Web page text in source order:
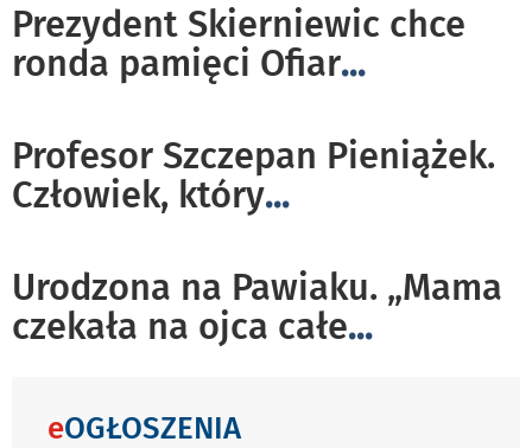
Prezydent Skierniewic chce
ronda pamięci Ofiar...
Profesor Szczepan Pieniążek.
Człowiek, który...
Urodzona na Pawiaku. „Mama
czekała na ojca całe...
eOGŁOSZENIA